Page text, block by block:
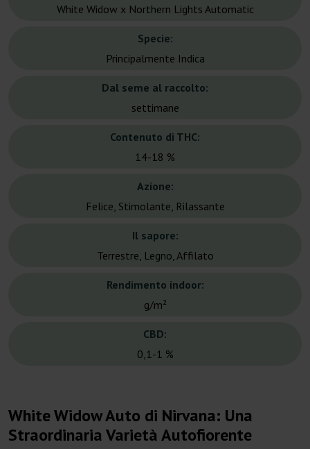
White Widow x Northern Lights Automatic
Specie:
Principalmente Indica
Dal seme al raccolto:
settimane
Contenuto di THC:
14-18 %
Azione:
Felice, Stimolante, Rilassante
Il sapore:
Terrestre, Legno, Affilato
Rendimento indoor:
g/m²
CBD:
0,1-1 %
White Widow Auto di Nirvana: Una
Straordinaria Varietà Autofiorente